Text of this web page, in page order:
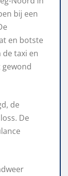
bij een
en botste
taxi en
de
De